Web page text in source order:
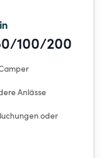
100/200
Anlässe
oder